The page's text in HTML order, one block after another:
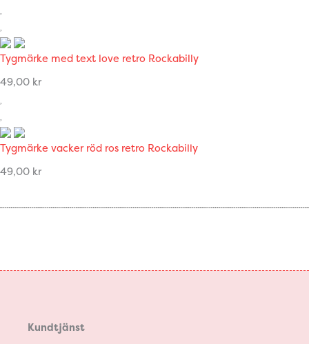
Tygmärke med text love retro Rockabilly
49,00 kr
Tygmärke vacker röd ros retro Rockabilly
49,00 kr
Kundtjänst